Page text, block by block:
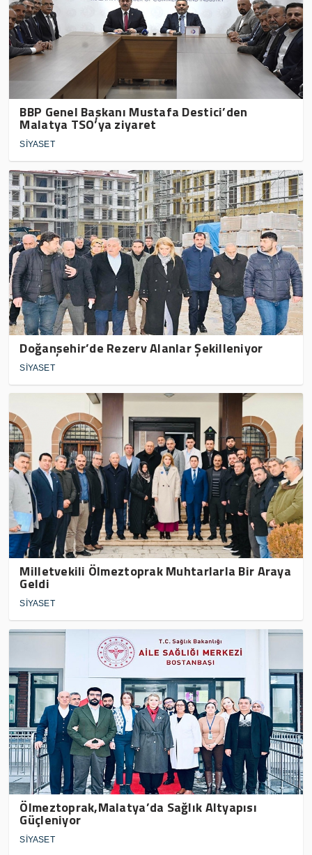
BBP Genel Başkanı Mustafa Destici’den
Malatya TSO’ya ziyaret
SİYASET
Doğanşehir’de Rezerv Alanlar Şekilleniyor
SİYASET
Milletvekili Ölmeztoprak Muhtarlarla Bir Araya
Geldi
SİYASET
Ölmeztoprak,Malatya’da Sağlık Altyapısı
Güçleniyor
SİYASET